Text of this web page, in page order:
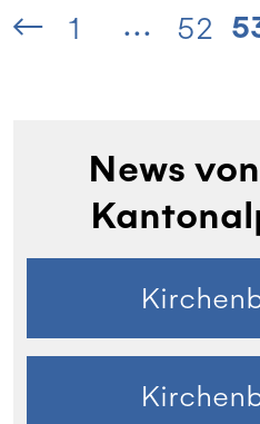
1 ... 52
News